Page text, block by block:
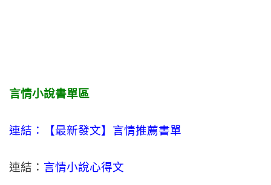
言情小說書單區
連結：【最新發文】 言情推薦書單
連結： 言情小說心得文